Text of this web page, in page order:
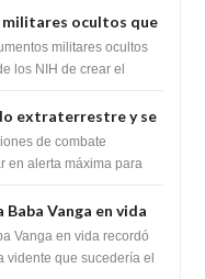
ocultos que
los NIH de crear el
la investigación de
militares ocultos
los NIH de crear el
extraterrestre y se
misterioso satélite
de combate
en alerta máxima para
Vanga en vida
de la vidente
Vanga en vida recordó
que sucedería el